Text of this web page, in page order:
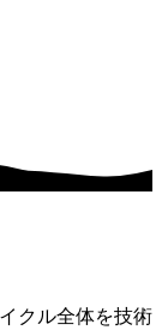
クル全体を技術